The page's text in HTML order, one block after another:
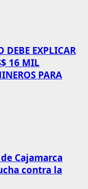
DEBE EXPLICAR
16 MIL
PARA
Cajamarca
contra la